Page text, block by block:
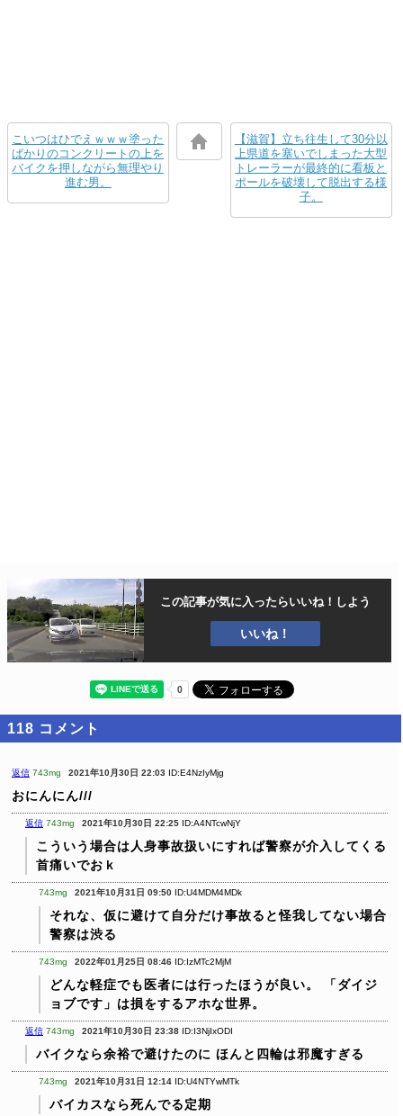
こいつはひでえｗｗｗ塗った
ばかりのコンクリートの上を
バイクを押しながら無理やり
進む男。
【滋賀】立ち往生して30分以
上県道を塞いでしまった大型
トレーラーが最終的に看板と
ポールを破壊して脱出する様
子。
この記事が気に入ったらいいね！しよう
いいね！
118 コメント
返信 743mg 2021年10月30日 22:03 ID:E4NzIyMjg
おにんにん///
返信 743mg 2021年10月30日 22:25 ID:A4NTcwNjY
こういう場合は人身事故扱いにすれば警察が介入してくる
首痛いでおｋ
743mg 2021年10月31日 09:50 ID:U4MDM4MDk
それな、仮に避けて自分だけ事故ると怪我してない場合
警察は渋る
743mg 2022年01月25日 08:46 ID:IzMTc2MjM
どんな軽症でも医者には行ったほうが良い。
「ダイジ
ョブです」は損をするアホな世界。
返信 743mg 2021年10月30日 23:38 ID:I3NjIxODI
バイクなら余裕で避けたのに ほんと四輪は邪魔すぎる
743mg 2021年10月31日 12:14 ID:U4NTYwMTk
バイカスなら死んでる定期